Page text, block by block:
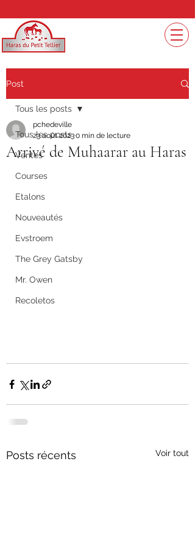
Post
Tous les posts
Ventes
Courses
Etalons
Nouveautés
Evstroem
The Grey Gatsby
Mr. Owen
Recoletos
Tous les posts
Arrivé de Muhaarar au Haras
pchedeville
23 août 20230 min de lecture
Posts récents Voir tout